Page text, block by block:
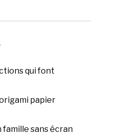
qui font
papier
famille sans écran